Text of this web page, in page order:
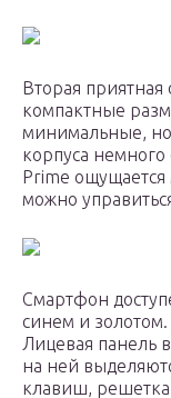
Вторая
компактные
минимальные,
корпуса немного
Prime
можно
Смартфон
синем и
Лицевая панель
на ней
клавиш,